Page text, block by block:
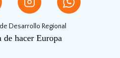
Desarrollo Regional
de hacer Europa